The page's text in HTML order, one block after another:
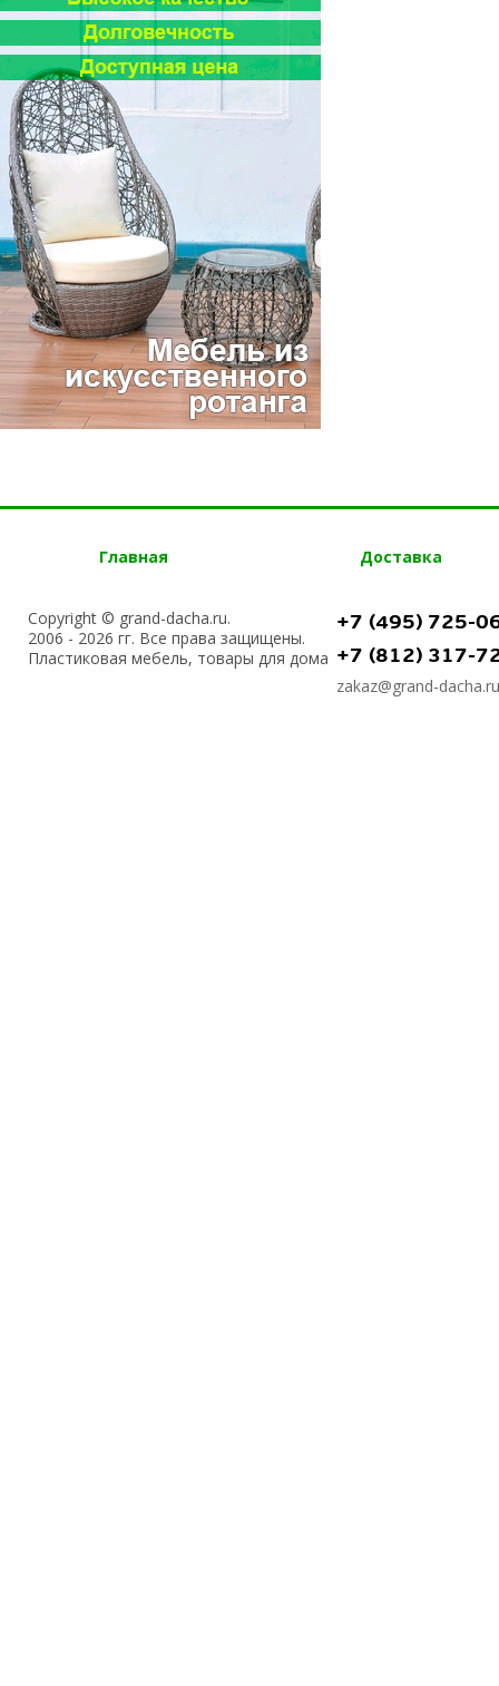
Главная Доставка
Copyright © grand-dacha.ru.
2006 - 2026 гг. Все права защищены.
Пластиковая мебель, товары для дома
+7 (495) 725-
+7 (812) 317-
zakaz@grand-dacha.ru